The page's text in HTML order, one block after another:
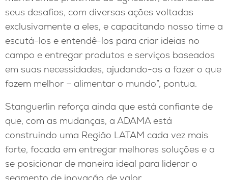
seus desafios, com diversas ações voltadas
exclusivamente a eles, e capacitando nosso time a
escutá-los e entendê-los para criar ideias no
campo e entregar produtos e serviços baseados
em suas necessidades, ajudando-os a fazer o que
fazem melhor – alimentar o mundo”, pontua.
Stanguerlin reforça ainda que está confiante de
que, com as mudanças, a ADAMA está
construindo uma Região LATAM cada vez mais
forte, focada em entregar melhores soluções e a
se posicionar de maneira ideal para liderar o